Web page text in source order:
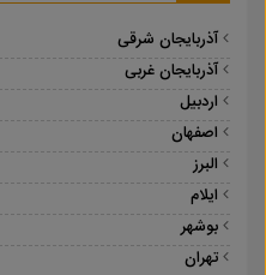
آذربایجان شرقی
آذربایجان غربی
اردبیل
اصفهان
البرز
ایلام
بوشهر
تهران